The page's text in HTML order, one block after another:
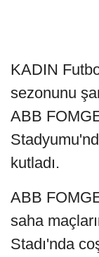
KADIN
sezonunu
ABB
kutladı.
ABB
saha
Stadı'nda